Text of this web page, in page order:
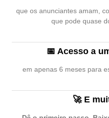
que os anunciantes amam,
que pode quase
📅 Acesso a
em apenas 6 meses para
🚀 E